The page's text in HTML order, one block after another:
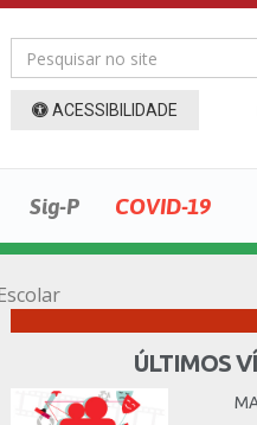
ACESSIBILIDADE
Sig-P COVID-19
ÚLTIMOS